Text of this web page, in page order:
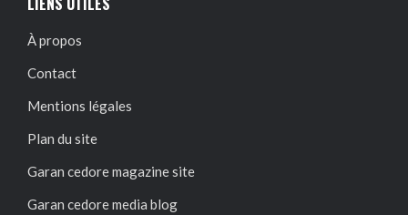
À propos
Contact
Mentions légales
Plan du site
Garan cedore magazine site
Garan cedore media blog